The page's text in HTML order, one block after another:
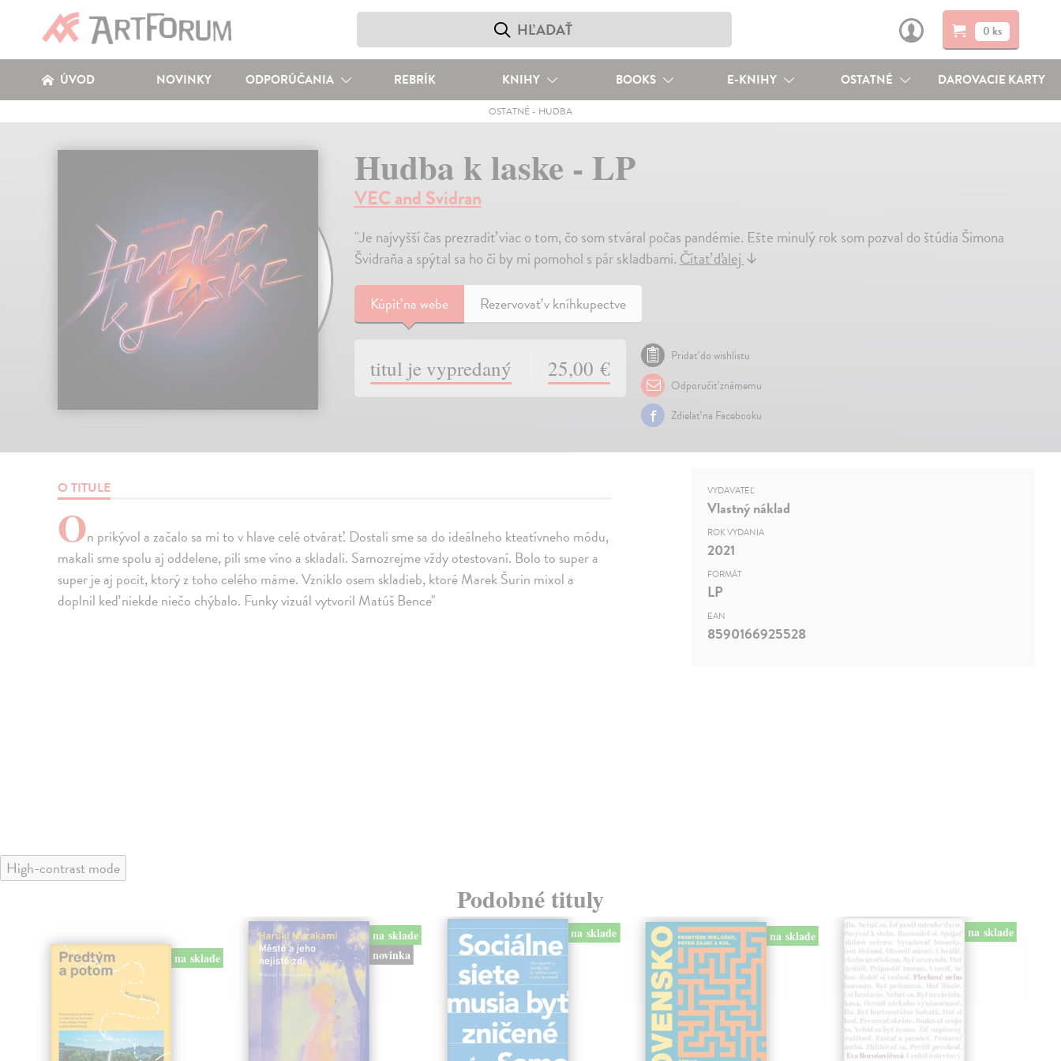
0 ks
ÚVOD NOVINKY ODPORÚČANIA REBRÍK KNIHY BOOKS E-KNIHY OSTATNÉ DAROVACIE KARTY
OSTATNÉ- HUDBA
Hudba k laske - LP
VEC and Svidran
"Je najvyšší čas prezradiť viac o tom, čo som stváral počas pandémie. Ešte minulý rok som pozval do štúdia Šimona
Švidraňa a spýtal sa ho či by mi pomohol s pár skladbami.Čítať ďalej↓
Kúpiťna webe Rezervovať v kníhkupectve
titul je vypredaný 25,00 €
Pridať do wishlistu
Odporučiť známemu
Zdielať na Facebooku
O TITULE
On prikývol a začalo sa mi to v hlave celé otvárať. Dostali sme sa do ideálneho kteatívneho módu,
makali sme spolu aj oddelene, pili sme víno a skladali. Samozrejme vždy otestovaní. Bolo to super a
super je aj pocit, ktorý z toho celého máme. Vzniklo osem skladieb, ktoré Marek Šurin mixol a
doplnil keď niekde niečo chýbalo. Funky vizuál vytvoril Matúš Bence"
VYDAVATEĽ
Vlastný náklad
ROK VYDANIA
2021
FORMÁT
LP
EAN
8590166925528
High-contrast mode
Podobné tituly
na sklade
na sklade
novinka
na sklade na sklade na sklade